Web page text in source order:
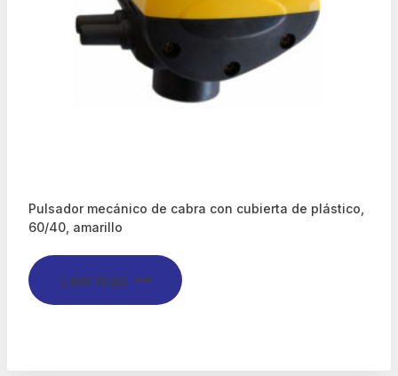
Pulsador mecánico de cabra con cubierta de plástico,
60/40, amarillo
Leer más